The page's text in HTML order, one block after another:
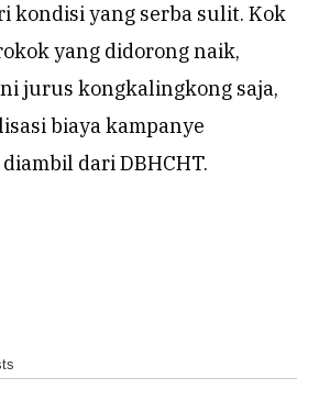
kondisi yang serba sulit. Kok
yang didorong naik,
jurus kongkalingkong saja,
biaya kampanye
dari DBHCHT.